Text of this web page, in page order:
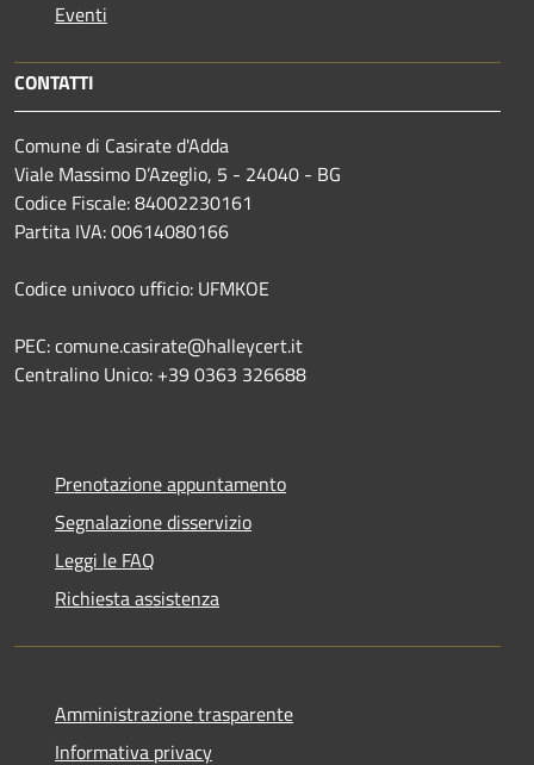
Eventi
CONTATTI
Comune di Casirate d'Adda
Viale Massimo D’Azeglio, 5 - 24040 - BG
Codice Fiscale: 84002230161
Partita IVA: 00614080166
Codice univoco ufficio: UFMKOE
PEC: comune.casirate@halleycert.it
Centralino Unico: +39 0363 326688
Prenotazione appuntamento
Segnalazione disservizio
Leggi le FAQ
Richiesta assistenza
Amministrazione trasparente
Informativa privacy